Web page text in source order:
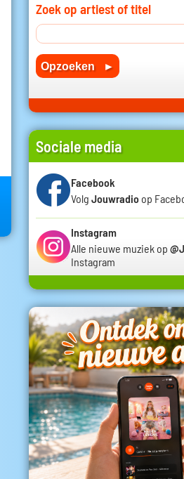
Zoek op artiest of titel
Sociale media
Facebook
Volg Jouwradio op
Instagram
Alle nieuwe muziek op
Instagram